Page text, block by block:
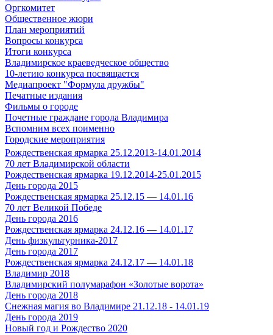
Оргкомитет
Общественное жюри
План мероприятий
Вопросы конкурса
Итоги конкурса
Владимирское краеведческое общество
10-летию конкурса посвящается
Медиапроект "Формула дружбы"
Печатные издания
Фильмы о городе
Почетные граждане города Владимира
Вспомним всех поименно
Городские мероприятия
Рождественская ярмарка 25.12.2013-14.01.2014
70 лет Владимирской области
Рождественская ярмарка 19.12.2014-25.01.2015
День города 2015
Рождественская ярмарка 25.12.15 — 14.01.16
70 лет Великой Победе
День города 2016
Рождественская ярмарка 24.12.16 — 14.01.17
День физкультурника-2017
День города 2017
Рождественская ярмарка 24.12.17 — 14.01.18
Владимир 2018
Владимирский полумарафон «Золотые ворота»
День города 2018
Снежная магия во Владимире 21.12.18 - 14.01.19
День города 2019
Новый год и Рождество 2020